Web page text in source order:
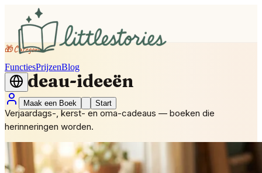
FunctiesPrijzenBlog
Maak een Boek Start
🎁Categorie
Cadeau-ideeën
Verjaardags-, kerst- en oma-cadeaus — boeken die
herinneringen worden.